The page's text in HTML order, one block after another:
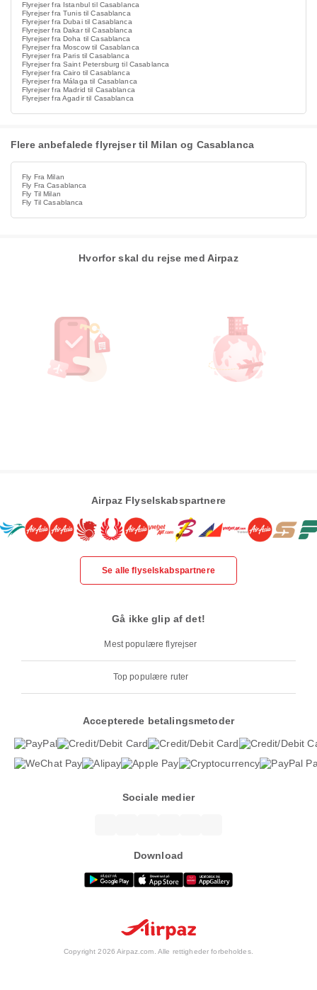
Flyrejser fra Istanbul til Casablanca
Flyrejser fra Tunis til Casablanca
Flyrejser fra Dubai til Casablanca
Flyrejser fra Dakar til Casablanca
Flyrejser fra Doha til Casablanca
Flyrejser fra Moscow til Casablanca
Flyrejser fra Paris til Casablanca
Flyrejser fra Saint Petersburg til Casablanca
Flyrejser fra Cairo til Casablanca
Flyrejser fra Málaga til Casablanca
Flyrejser fra Madrid til Casablanca
Flyrejser fra Agadir til Casablanca
Flere anbefalede flyrejser til Milan og Casablanca
Fly Fra Milan
Fly Fra Casablanca
Fly Til Milan
Fly Til Casablanca
Hvorfor skal du rejse med Airpaz
Airpaz Flyselskabspartnere
Se alle flyselskabspartnere
Gå ikke glip af det!
Mest populære flyrejser
Top populære ruter
Accepterede betalingsmetoder
Sociale medier
Download
Copyright 2026 Airpaz.com. Alle rettigheder forbeholdes.